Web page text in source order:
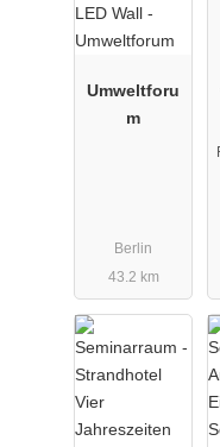
Ihr Strandhotel Buckow,
Umweltforu
m
Berlin
43.2 km